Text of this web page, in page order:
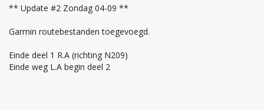
** Update #2 Zondag 04-09 **
Garmin routebestanden toegevoegd.
Einde deel 1 R.A (richting N209)
Einde weg L.A begin deel 2